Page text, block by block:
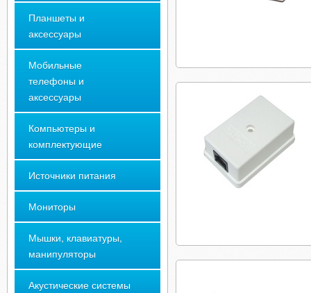
Планшеты и
аксессуары
Мобильные
телефоны и
аксессуары
Компьютеры и
комплектующие
Источники питания
Мониторы
Мышки, клавиатуры,
манипуляторы
Акустические системы